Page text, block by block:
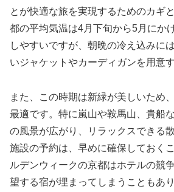
とが快適な旅を実現するためのカギ
都の平均気温は4月下旬から5月にか
しやすいですが、朝晩の冷え込みに
いジャケットやカーディガンを用意
また、この時期は新緑が美しいため
最適です。特に嵐山や鞍馬山、貴船
の風景が広がり、リラックスできる
施設の予約は、早めに確保しておく
ルデンウィークの京都はホテルの競
望する宿が埋まってしまうこともあ